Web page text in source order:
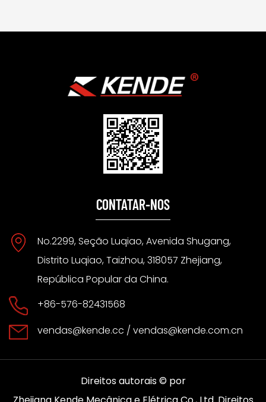
CONTATAR-NOS
No.2299, Seção Luqiao, Avenida Shugang,
Distrito Luqiao, Taizhou, 318057 Zhejiang,
República Popular da China.
+86-576-82431568
vendas@kende.cc / vendas@kende.com.cn
Direitos autorais © por